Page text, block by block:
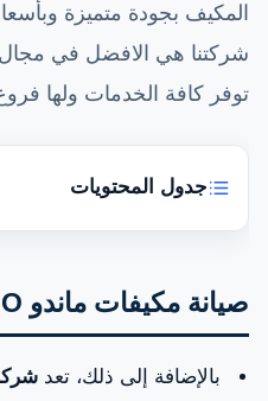
المكيف بجودة متميزة
شركتنا هي الافضل في مجال
توفر كافة الخدمات ولها
جدول المحتويات
هل تعاني من مواجهة
مكيفات ماندو في دبي؟
صيانة مكيفات ماندو MANDO في دبي
صيانة مكيفات ماندو MANDO في دبي
بالإضافة إلى ذلك، تعد